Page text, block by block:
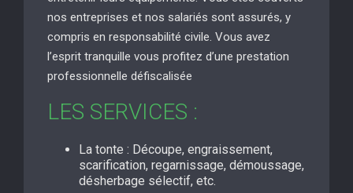
nos entreprises et nos salariés sont assurés, y
compris en responsabilité civile. Vous avez
l’esprit tranquille vous profitez d’une prestation
professionnelle défiscalisée
LES SERVICES :
La tonte : Découpe, engraissement,
scarification, regarnissage, démoussage,
désherbage sélectif, etc.